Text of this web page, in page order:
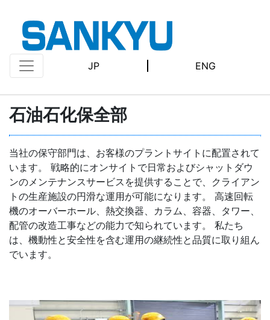
JP ENG
石油石化保全部
当社の保守部門は、お客様のプラントサイトに配置されて
います。 戦略的にオンサイトで日常およびシャットダウ
ンのメンテナンスサービスを提供することで、クライアン
トの生産施設の円滑な運用が可能になります。 高速回転
機のオーバーホール、熱交換器、カラム、容器、タワー、
配管の改造工事などの能力で知られています。 私たち
は、機動性と安全性を含む運用の継続性と品質に取り組ん
でいます。